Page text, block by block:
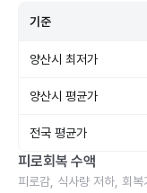
기준
양산시 최저가
양산시 평균가
전국 평균가
피로회복 수액
피로감, 식사량 저하, 회